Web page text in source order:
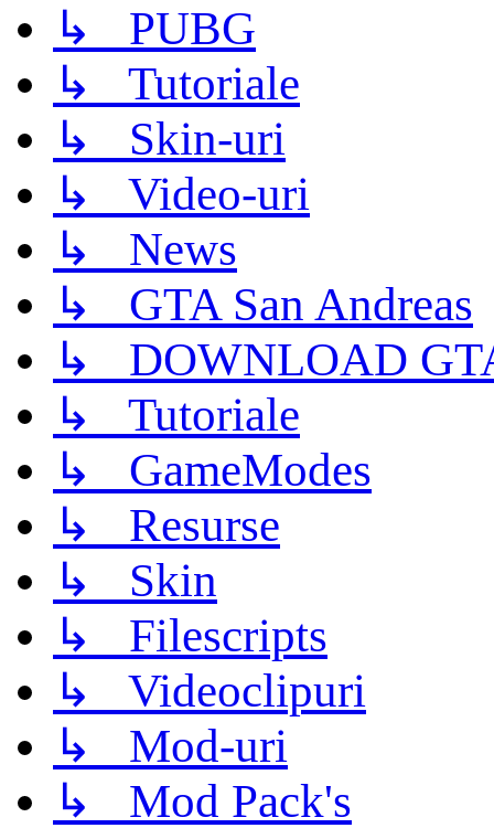
↳ PUBG
↳ Tutoriale
↳ Skin-uri
↳ Video-uri
↳ News
↳ GTA San Andreas
↳ DOWNLOAD
↳ Tutoriale
↳ GameModes
↳ Resurse
↳ Skin
↳ Filescripts
↳ Videoclipuri
↳ Mod-uri
↳ Mod Pack's